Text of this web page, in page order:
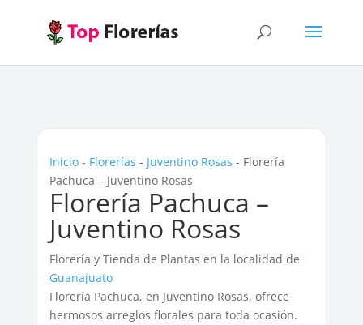
Inicio- Florerías - Juventino Rosas - Florería
Pachuca – Juventino Rosas
Florería Pachuca –
Juventino Rosas
Florería y Tienda de Plantas en la localidad de
Guanajuato
Florería Pachuca, en Juventino Rosas, ofrece
hermosos arreglos florales para toda ocasión.